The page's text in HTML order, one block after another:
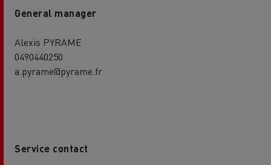
General manager
Alexis PYRAME
0490440250
a.pyrame@pyrame.fr
Service contact